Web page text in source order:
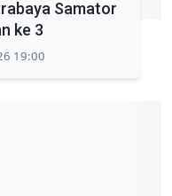
Samator
ke 3
19:00